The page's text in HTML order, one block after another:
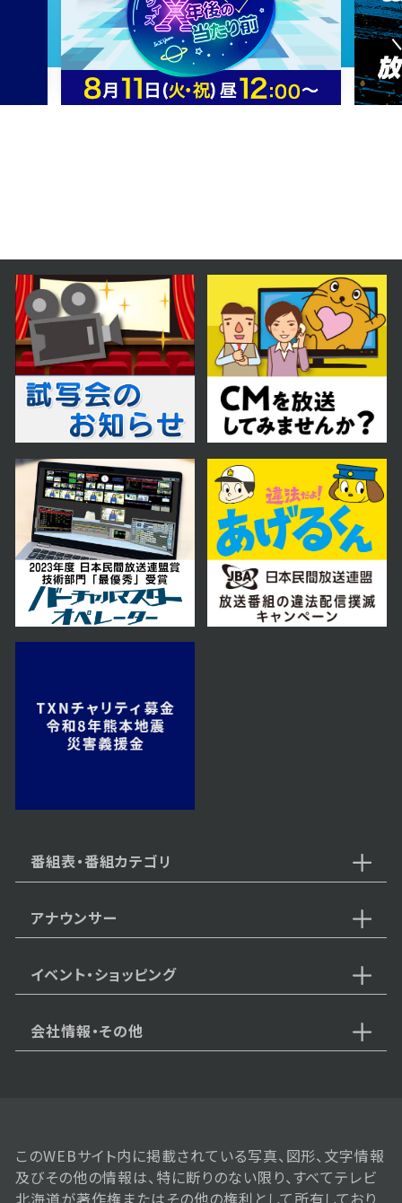
2025年08月05日 放送
第76話
2025年08月01日 放送
第74話
2025年07月31日 放送
第73話
2025年07月30日 放送
第72話
第71話
2025年07月24日 放送
2025年07月23日 放送
第67話
番組表・番組カテゴリ
アナウンサー
イベント・ショッピング
会社情報・その他
このWEBサイト内に掲載されている写真、図形、文字情報
及びその他の情報は、特に断りのない限り、すべてテレビ
北海道が著作権またはその他の権利として所有しており